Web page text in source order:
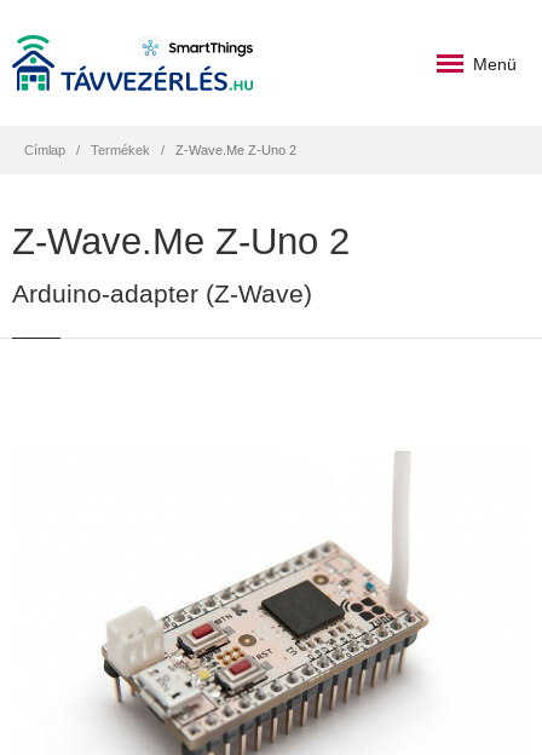
Menü
Címlap Termékek Z-Wave.Me Z-Uno 2
Z-Wave.Me Z-Uno 2
Arduino-adapter (Z-Wave)